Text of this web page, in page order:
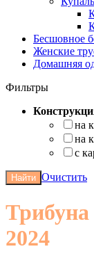
Бесшовное
Женские
Домашняя
Фильтры
на
на
с
Найти Очистить
2024